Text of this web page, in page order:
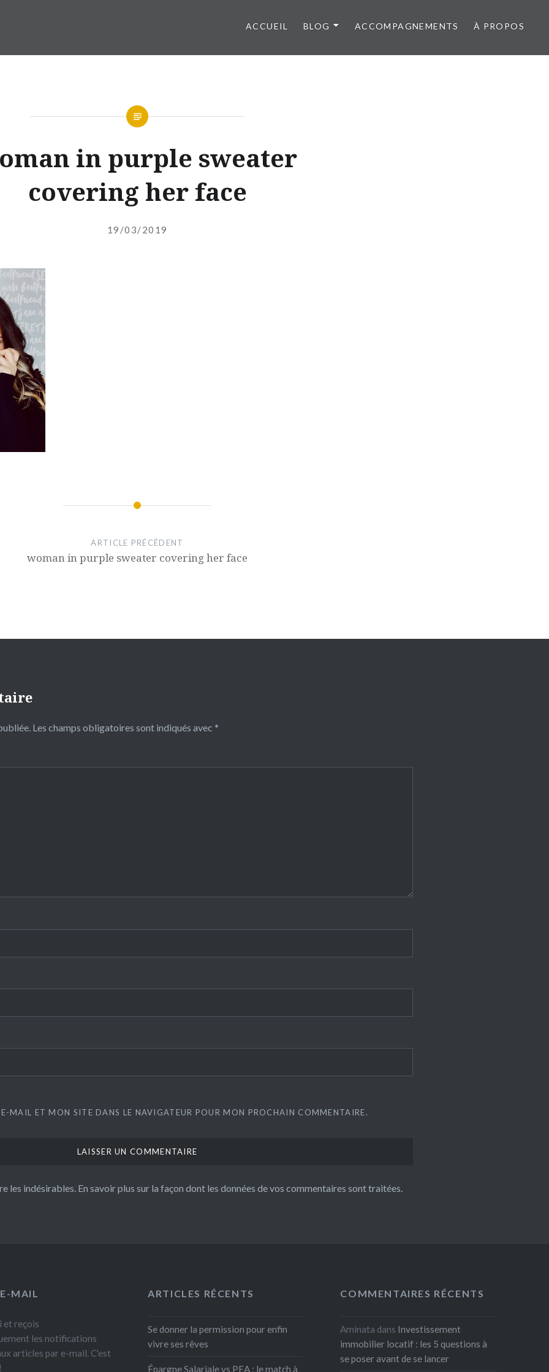
ACCUEIL BLOG ACCOMPAGNEMENTS À PROPOS
in purple sweater
covering her face
Publié
le
19/03/2019
ARTICLE PRÉCÉDENT
woman in purple sweater covering her face
Les champs obligatoires sont indiqués avec *
MAIL ET MON SITE DANS LE NAVIGATEUR POUR MON PROCHAIN COMMENTAIRE.
les indésirables. En savoir plus sur la façon dont les données de vos commentaires sont traitées
MAIL
et reçois
les notifications
articles par e-mail. C'est
ARTICLES RÉCENTS
Se donner la permission pour enfin
vivre ses rêves
Épargne Salariale vs PEA : le match à
COMMENTAIRES RÉCENTS
Aminata dans Investissement
immobilier locatif : les 5 questions à
se poser avant de se lancer